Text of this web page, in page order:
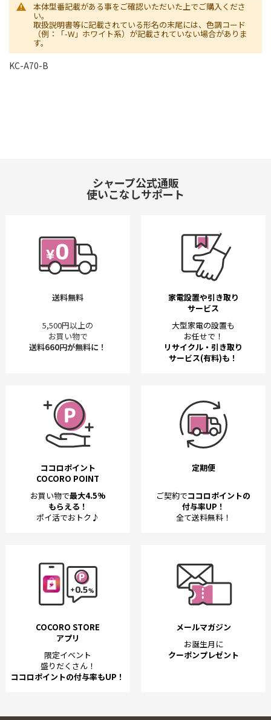
本体型番記載がある事をご確認いただいた上でご購入くださ
い。
取扱説明書等に記載されている形名の末尾には、色調コード
（例：「-W」ホワイト系）が記載されていない場合がありま
す。
KC-A70-B
シャープ公式通販
使いこなしサポート
送料無料
5,500円以上の
お買い物で
送料660円が無料に！
家電設置や引き取り
サービス
大型家電の設置も
お任せで！
リサイクル・引き取り
サービス(有料)も！
ココロポイント
COCORO POINT
お買い物で最大4.5%
もらえる！
ポイ活でおトク♪
定期便
ご契約でココロポイントの
付与率UP！
全て送料無料！
COCORO STORE
アプリ
限定イベント
盛りだくさん！
ココロポイントの付与率もUP！
メールマガジン
お誕生月に
クーポンプレゼント